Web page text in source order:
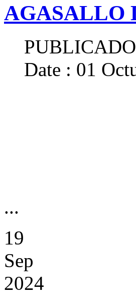
AGASALLO
Date : 01
...
19
Sep
2024